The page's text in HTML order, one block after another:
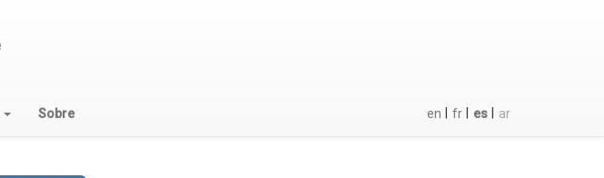
Sobre en fr es ar